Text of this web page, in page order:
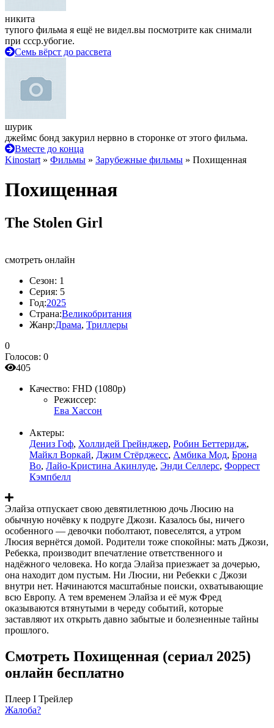
никита
тупого фильма я ещё не видел.вы посмотрите как снимали
при ссср.убогие.
Семь вёрст до рассвета
шурик
джеймс бонд закурил нервно в сторонке от этого фильма.
Вместе до конца
Kinostart » Фильмы » Зарубежные фильмы » Похищенная
Похищенная
The Stolen Girl
смотреть онлайн
Сезон: 1
Серия: 5
Год:2025
Страна:Великобритания
Жанр:Драма, Триллеры
0
Голосов: 0
405
Качество: FHD (1080p)
Режиссер:
Ева Хассон
Актеры:
Дениз Гоф, Холлидей Грейнджер, Робин Беттеридж,
Майкл Воркай, Джим Стёрджесс, Амбика Мод, Брона
Во, Лайо-Кристина Акинлуде, Энди Селлерс, Форрест
Кэмпбелл
Элайза отпускает свою девятилетнюю дочь Люсию на
обычную ночёвку к подруге Джози. Казалось бы, ничего
особенного — девочки поболтают, повеселятся, а утром
Люсия вернётся домой. Родители тоже спокойны: мать Джози,
Ребекка, производит впечатление ответственного и
надёжного человека. Но когда Элайза приезжает за дочерью,
она находит дом пустым. Ни Люсии, ни Ребекки с Джози
внутри нет. Начинаются масштабные поиски, охватывающие
всю Европу. А тем временем Элайза и её муж Фред
оказываются втянутыми в череду событий, которые
заставляют их открыть давно забытые и болезненные тайны
прошлого.
Смотреть Похищенная (сериал 2025)
онлайн бесплатно
Плеер I Трейлер
Жалоба?